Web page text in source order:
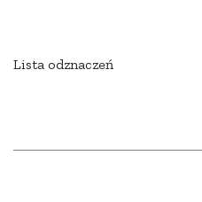
Lista odznaczeń